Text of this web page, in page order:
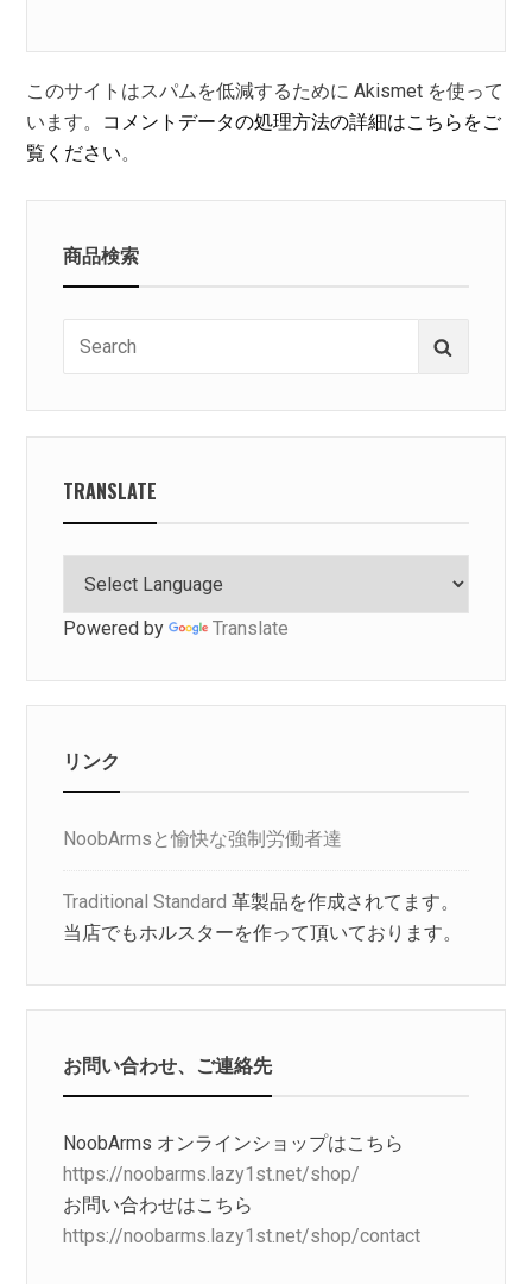
このサイトはスパムを低減するために Akismet を使って
います。 コメントデータの処理方法の詳細はこちらをご
覧ください。
商品検索
TRANSLATE
Powered by Translate
リンク
NoobArmsと愉快な強制労働者達
Traditional Standard 革製品を作成されてます。
当店でもホルスターを作って頂いております。
お問い合わせ、ご連絡先
NoobArms オンラインショップはこちら
https://noobarms.lazy1st.net/shop/
お問い合わせはこちら
https://noobarms.lazy1st.net/shop/contact